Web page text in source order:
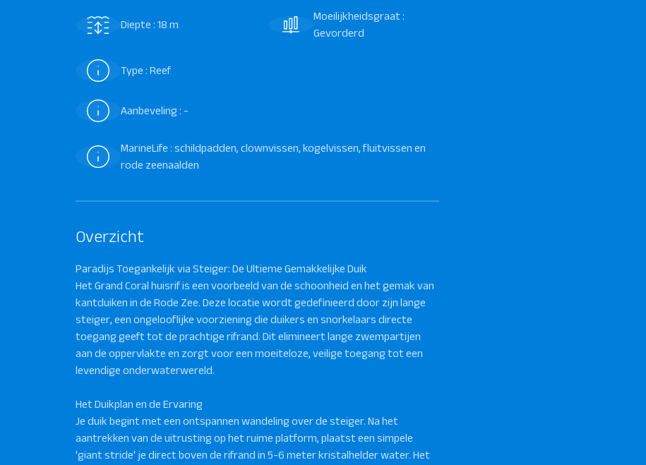
Diepte : 18 m
Moeilijkheidsgraat :
Gevorderd
Type : Reef
Aanbeveling : -
MarineLife : schildpadden, clownvissen, kogelvissen, fluitvissen en
rode zeenaalden
Overzicht
Paradijs Toegankelijk via Steiger: De Ultieme Gemakkelijke Duik
Het Grand Coral huisrif is een voorbeeld van de schoonheid en het gemak van
kantduiken in de Rode Zee. Deze locatie wordt gedefinieerd door zijn lange
steiger, een ongelooflijke voorziening die duikers en snorkelaars directe
toegang geeft tot de prachtige rifrand. Dit elimineert lange zwempartijen
aan de oppervlakte en zorgt voor een moeiteloze, veilige toegang tot een
levendige onderwaterwereld.
Het Duikplan en de Ervaring
Je duik begint met een ontspannen wandeling over de steiger. Na het
aantrekken van de uitrusting op het ruime platform, plaatst een simpele
'giant stride' je direct boven de rifrand in 5-6 meter kristalhelder water. Het